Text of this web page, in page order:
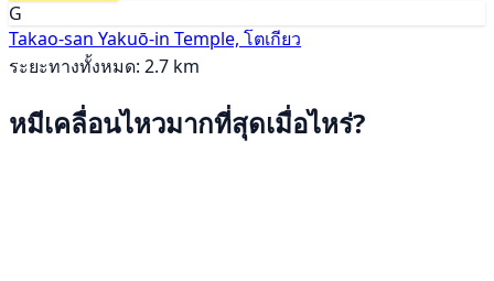
G
Takao-san Yakuō-in Temple, โตเกียว
ระยะทางทั้งหมด: 2.7 km
หมีเคลื่อนไหวมากที่สุดเมื่อไหร่?